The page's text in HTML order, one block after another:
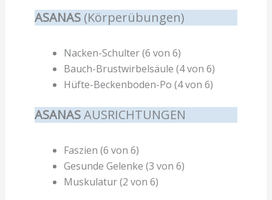
ASANAS (Körperübungen)
Nacken-Schulter (6 von 6)
Bauch-Brustwirbelsäule (4 von 6)
Hüfte-Beckenboden-Po (4 von 6)
ASANASAUSRICHTUNGEN
Faszien (6 von 6)
Gesunde Gelenke (3 von 6)
Muskulatur (2 von 6)